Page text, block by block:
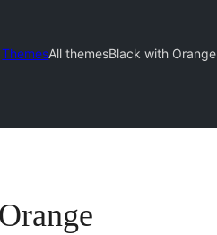
ThemesAll themesBlack with Orange